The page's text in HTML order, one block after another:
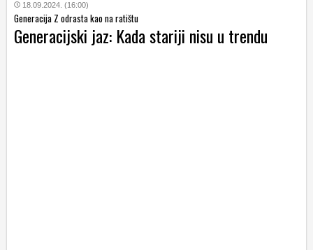
18.09.2024. (16:00)
Generacija Z odrasta kao na ratištu
Generacijski jaz: Kada stariji nisu u trendu